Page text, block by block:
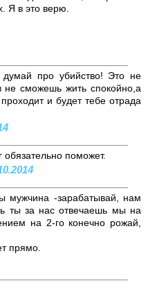
Я в это верю.
про убийство! Это не
сможешь жить спокойно,а
и будет тебе отрада
поможет.
мужчина -зарабатывай, нам
ты за нас отвечаешь мы на
на 2-го конечно рожай,
прямо.